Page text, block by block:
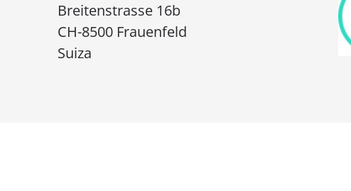
Breitenstrasse 16b
CH-8500 Frauenfeld
Suiza